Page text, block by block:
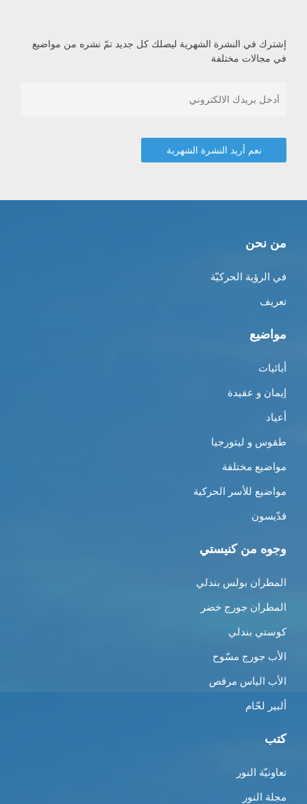
إشترك في النشرة الشهرية ليصلك كل جديد تمّ نشره من مواضيع
في مجالات مختلفة
من نحن
في الرؤية الحركيّة
تعريف
مواضيع
أبائيات
إيمان و عقيدة
أعياد
طقوس و ليتورجيا
مواضيع مختلفة
مواضيع للأسر الحركية
قدّيسون
وجوه من كنيستي
المطران بولس بندلي
المطران جورج خضر
كوستي بندلي
الأب جورج مسّوح
الأب الياس مرقص
ألبير لحّام
كتب
تعاونيّة النور
مجلة النور